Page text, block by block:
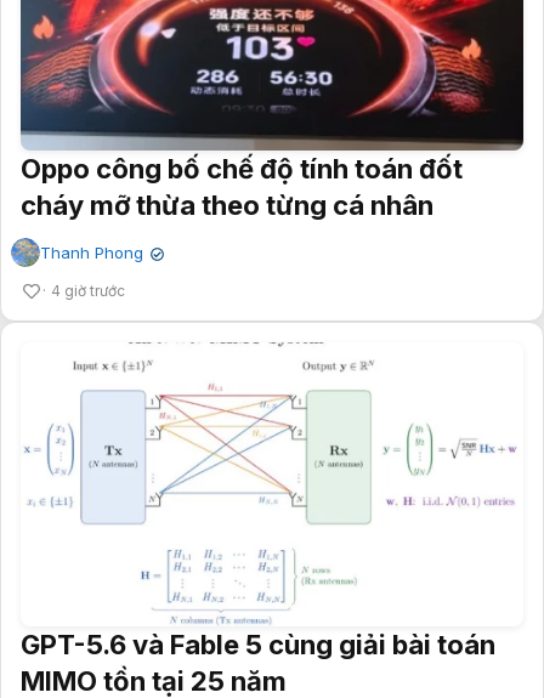
Oppo công bố chế độ tính toán đốt
cháy mỡ thừa theo từng cá nhân
Thanh Phong ✔
4 giờ trước
GPT-5.6 và Fable 5 cùng giải bài toán
MIMO tồn tại 25 năm